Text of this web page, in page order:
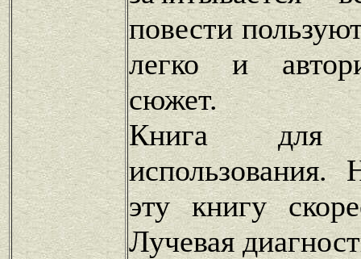
повести
легко и
сюжет.
Книга для
использования.
эту книгу
Лучевая